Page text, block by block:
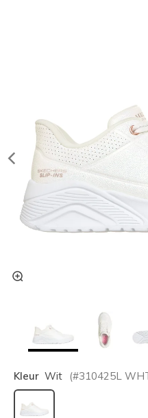
Kleur Wit (#310425L